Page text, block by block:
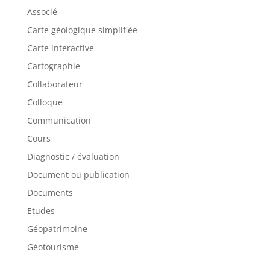
Associé
Carte géologique simplifiée
Carte interactive
Cartographie
Collaborateur
Colloque
Communication
Cours
Diagnostic / évaluation
Document ou publication
Documents
Etudes
Géopatrimoine
Géotourisme